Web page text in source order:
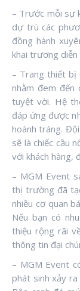
– Trước mỗi sự
dự trù các
đồng hành
khai trương diễn
– Trang thiết bị
nhằm đem đến
tuyệt vời. Hệ
đáp ứng được
hoành tráng.
sẽ là chiếc cầu
với khách hàng,
– MGM Event
thị trường đã
nhiều cơ quan
Nếu bạn có
thiệu rộng rãi
thông tin đại
– MGM Event
phát sinh xảy